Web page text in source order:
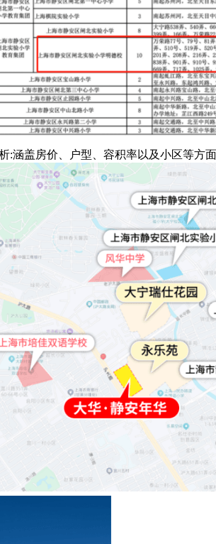
涵盖房价、户型、容积率以及小区等